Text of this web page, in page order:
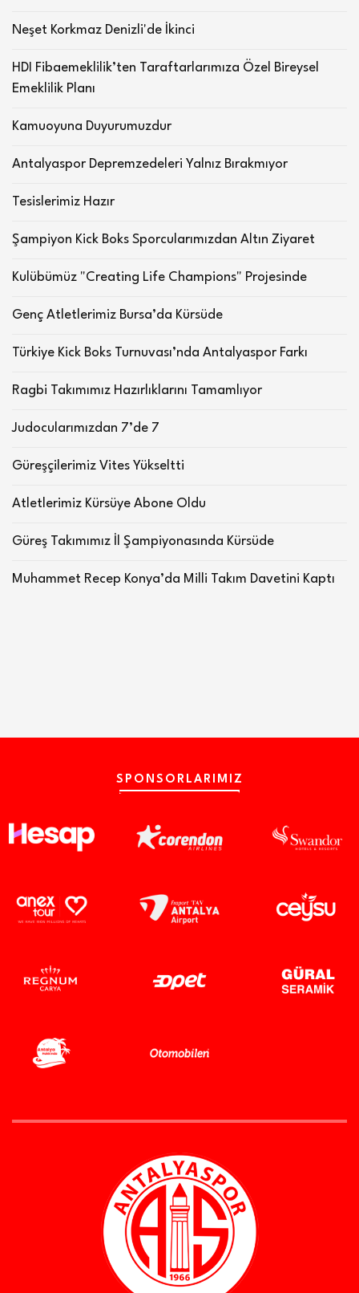
Neşet Korkmaz Denizli'de İkinci
HDI Fibaemeklilik’ten Taraftarlarımıza Özel Bireysel
Emeklilik Planı
Kamuoyuna Duyurumuzdur
Antalyaspor Depremzedeleri Yalnız Bırakmıyor
Tesislerimiz Hazır
Şampiyon Kick Boks Sporcularımızdan Altın Ziyaret
Kulübümüz "Creating Life Champions" Projesinde
Genç Atletlerimiz Bursa’da Kürsüde
Türkiye Kick Boks Turnuvası’nda Antalyaspor Farkı
Ragbi Takımımız Hazırlıklarını Tamamlıyor
Judocularımızdan 7’de 7
Güreşçilerimiz Vites Yükseltti
Atletlerimiz Kürsüye Abone Oldu
Güreş Takımımız İl Şampiyonasında Kürsüde
Muhammet Recep Konya’da Milli Takım Davetini Kaptı
SPONSORLARIMIZ